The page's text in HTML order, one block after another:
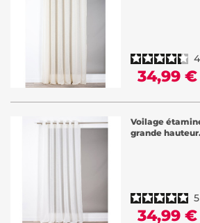
34,99 €
Voilage
grande
5
34,99 €